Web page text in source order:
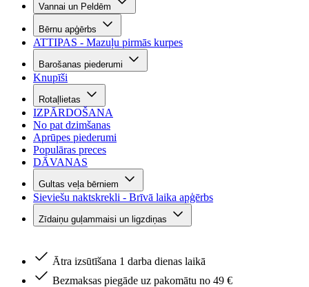
Vannai un Peldēm
Bērnu apģērbs
ATTIPAS - Mazuļu pirmās kurpes
Barošanas piederumi
Knupīši
Rotaļlietas
IZPĀRDOŠANA
No pat dzimšanas
Aprūpes piederumi
Populāras preces
DĀVANAS
Gultas veļa bērniem
Sieviešu naktskrekli - Brīvā laika apģērbs
Zīdaiņu guļammaisi un ligzdiņas
Ātra izsūtīšana 1 darba dienas laikā
Bezmaksas piegāde uz pakomātu no 49 €